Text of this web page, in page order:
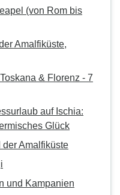
(von Rom bis
Amalfiküste,
& Florenz - 7
auf Ischia:
Glück
der Amalfiküste
und Kampanien